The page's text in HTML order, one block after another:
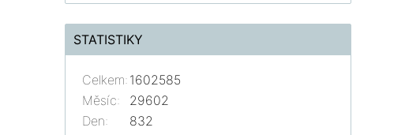
STATISTIKY
Celkem: 1602585
Měsíc:
29602
Den:
832